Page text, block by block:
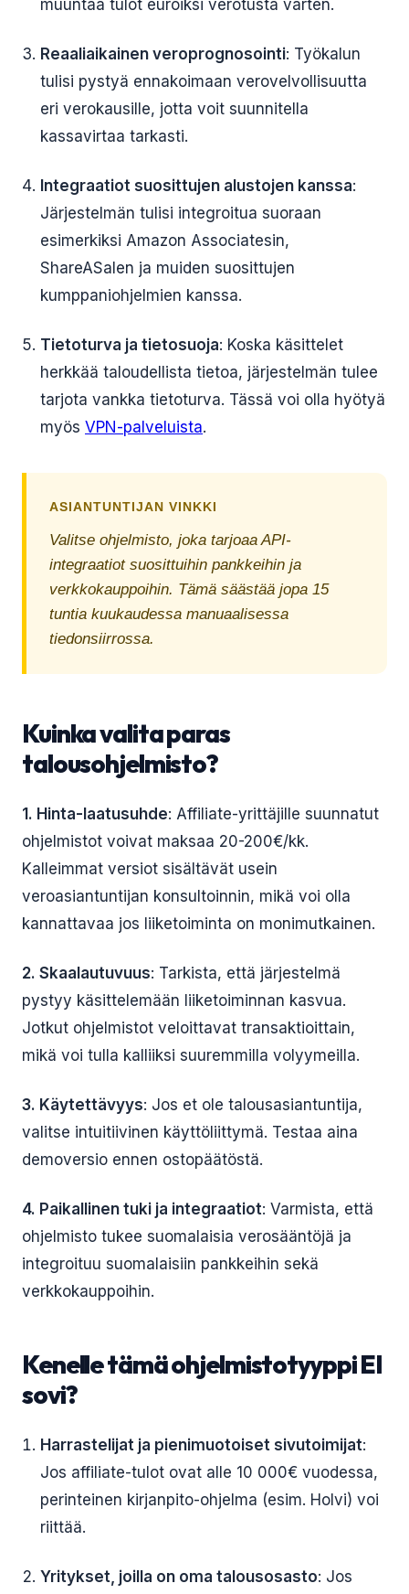
muuntaa tulot euroiksi verotusta varten.
Reaaliaikainen veroprognosointi: Työkalun
tulisi pystyä ennakoimaan verovelvollisuutta
eri verokausille, jotta voit suunnitella
kassavirtaa tarkasti.
Integraatiot suosittujen alustojen kanssa:
Järjestelmän tulisi integroitua suoraan
esimerkiksi Amazon Associatesin,
ShareASalen ja muiden suosittujen
kumppaniohjelmien kanssa.
Tietoturva ja tietosuoja: Koska käsittelet
herkkää taloudellista tietoa, järjestelmän tulee
tarjota vankka tietoturva. Tässä voi olla hyötyä
myös VPN-palveluista.
ASIANTUNTIJAN VINKKI
Valitse ohjelmisto, joka tarjoaa API-
integraatiot suosittuihin pankkeihin ja
verkkokauppoihin. Tämä säästää jopa 15
tuntia kuukaudessa manuaalisessa
tiedonsiirrossa.
Kuinka valita paras
talousohjelmisto?
1. Hinta-laatusuhde: Affiliate-yrittäjille suunnatut
ohjelmistot voivat maksaa 20-200€/kk.
Kalleimmat versiot sisältävät usein
veroasiantuntijan konsultoinnin, mikä voi olla
kannattavaa jos liiketoiminta on monimutkainen.
2. Skaalautuvuus: Tarkista, että järjestelmä
pystyy käsittelemään liiketoiminnan kasvua.
Jotkut ohjelmistot veloittavat transaktioittain,
mikä voi tulla kalliiksi suuremmilla volyymeilla.
3. Käytettävyys: Jos et ole talousasiantuntija,
valitse intuitiivinen käyttöliittymä. Testaa aina
demoversio ennen ostopäätöstä.
4. Paikallinen tuki ja integraatiot: Varmista, että
ohjelmisto tukee suomalaisia verosääntöjä ja
integroituu suomalaisiin pankkeihin sekä
verkkokauppoihin.
Kenelle tämä ohjelmistotyyppi EI
sovi?
Harrastelijat ja pienimuotoiset sivutoimijat:
Jos affiliate-tulot ovat alle 10 000€ vuodessa,
perinteinen kirjanpito-ohjelma (esim. Holvi) voi
riittää.
Yritykset, joilla on oma talousosasto: Jos